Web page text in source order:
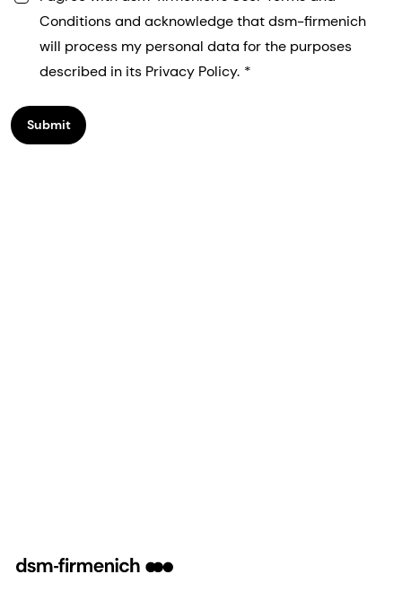
Conditions and acknowledge that dsm-firmenich
will process my personal data for the purposes
described in its Privacy Policy.
Submit